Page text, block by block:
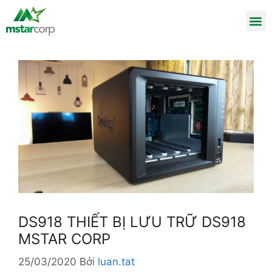
DS918 THIẾT BỊ LƯU TRỮ DS918
MSTAR CORP
25/03/2020 Bởi luan.tat